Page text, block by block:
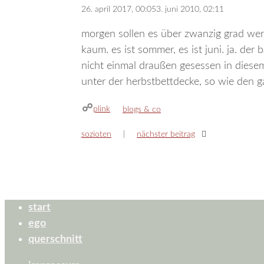
26. april 2017, 00:053. juni 2010, 02:11
morgen sollen es über zwanzig grad
kaum. es ist sommer, es ist juni. ja. der
nicht einmal draußen gesessen in
unter der herbstbettdecke, so wie den
plink kategorien
blogs & co
sozioten nächster beitrag
start
ego
querschnitt